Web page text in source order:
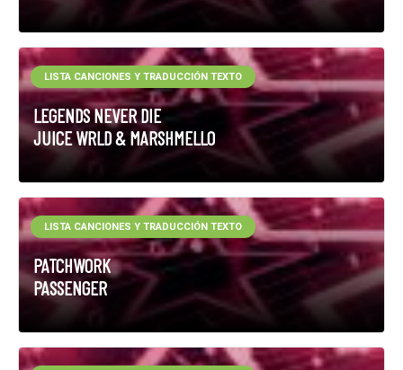
LEGENDS NEVER DIE
JUICE WRLD & MARSHMELLO
LISTA CANCIONES Y TRADUCCIÓN TEXTO
PATCHWORK
PASSENGER
LISTA CANCIONES Y TRADUCCIÓN TEXTO